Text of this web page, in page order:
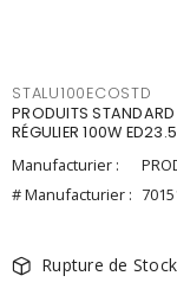
STALU100ECOSTD
PRODUITS
RÉGULIER 100W
Manufacturier :
# Manufacturier :
Rupture de Stock